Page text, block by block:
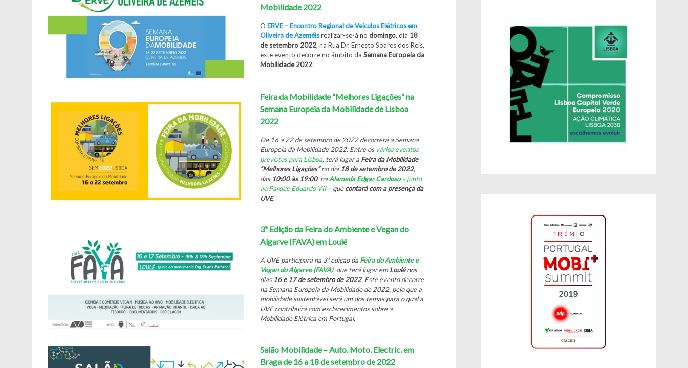
Mobilidade 2022
O ERVE – Encontro Regional de Veículos Elétricos em
Oliveira de Azeméisrealizar-se-á no domingo, dia 18
de setembro 2022, na Rua Dr. Ernesto Soares dos Reis,
este evento decorre no âmbito da Semana Europeia da
Mobilidade 2022.
Feira da Mobilidade “Melhores Ligações” na
Semana Europeia da Mobilidade de Lisboa
2022
De 16 a 22 de setembro de 2022 decorrerá a Semana
Europeia da Mobilidade 2022. Entre osvários eventos
previstos para Lisboa, terá lugar a Feira da Mobilidade
“Melhores Ligações”no dia 18 de setembro de 2022,
das 10:00 às 19:00, naAlameda Edgar Cardoso– junto
ao Parque Eduardo VII– quecontará com a presença da
UVE.
3ª Edição da Feira do Ambiente e Vegan do
Algarve (FAVA) em Loulé
A UVE participará na 3ª edição da Feira do Ambiente e
Vegan do Algarve (FAVA), que terá lugar em Loulénos
dias 16 e 17 de setembro de 2022. Este evento decorre
na Semana Europeia da Mobilidade de 2022, pelo que a
mobilidade sustentável será um dos temas para o qual a
UVE contribuirá com esclarecimentos sobre a
Mobilidade Elétrica em Portugal.
Salão Mobilidade – Auto. Moto. Electric. em
Braga de 16 a 18 de setembro de 2022